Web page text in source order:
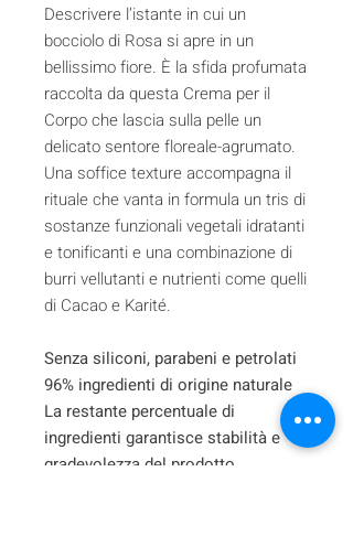
Descrivere l’istante in cui un
bocciolo di Rosa si apre in un
bellissimo fiore. È la sfida profumata
raccolta da questa Crema per il
Corpo che lascia sulla pelle un
delicato sentore floreale-agrumato.
Una soffice texture accompagna il
rituale che vanta in formula un tris di
sostanze funzionali vegetali idratanti
e tonificanti e una combinazione di
burri vellutanti e nutrienti come quelli
di Cacao e Karité.
Senza siliconi, parabeni e petrolati
96% ingredienti di origine naturale
La restante percentuale di
ingredienti garantisce stabilità e
gradevolezza del prodotto.